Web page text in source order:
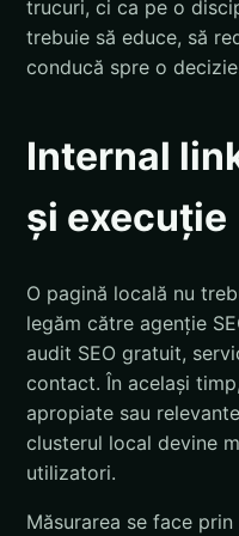
trucuri, ci ca pe o
trebuie să educe, să
conducă spre o
Internal
și execuție
O pagină locală nu
legăm către agenție
audit SEO gratuit,
contact. În același
apropiate sau
clusterul local devine
utilizatori.
Măsurarea se face